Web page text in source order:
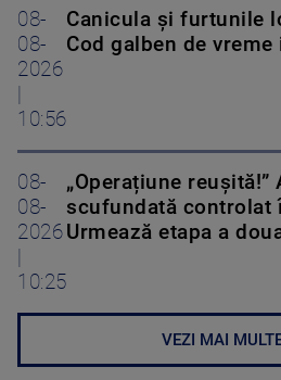
08-
08-
2026
10:56
Canicula și furtunile
Cod galben de
08-
08-
2026
10:25
„Operațiune
scufundată controlat
Urmează etapa a
VEZI MAI